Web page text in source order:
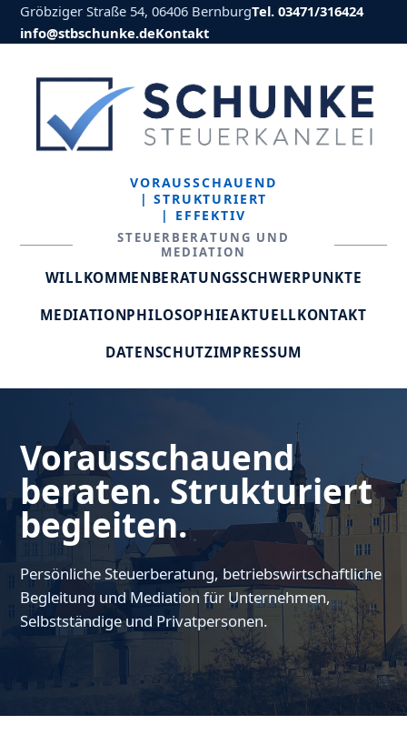
Gröbziger Straße 54, 06406 BernburgTel. 03471/316424
info@stbschunke.deKontakt
VORAUSSCHAUEND
| STRUKTURIERT
| EFFEKTIV
STEUERBERATUNG UND
MEDIATION
WILLKOMMENBERATUNGSSCHWERPUNKTE
MEDIATIONPHILOSOPHIEAKTUELLKONTAKT
DATENSCHUTZIMPRESSUM
Vorausschauend
beraten. Strukturiert
begleiten.
Persönliche Steuerberatung, betriebswirtschaftliche
Begleitung und Mediation für Unternehmen,
Selbstständige und Privatpersonen.